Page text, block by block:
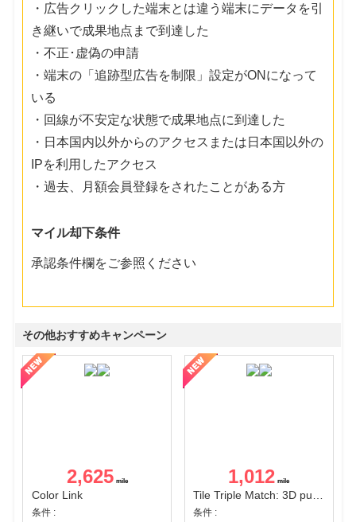
・広告クリックした端末とは違う端末にデータを引
き継いで成果地点まで到達した
・不正･虚偽の申請
・端末の「追跡型広告を制限」設定がONになって
いる
・回線が不安定な状態で成果地点に到達した
・日本国内以外からのアクセスまたは日本国以外の
IPを利用したアクセス
・過去、月額会員登録をされたことがある方
マイル却下条件
承認条件欄をご参照ください
その他おすすめキャンペーン
2,625
Color Link
条件 :
1,012
Tile Triple Match: 3D puzzle
条件 :